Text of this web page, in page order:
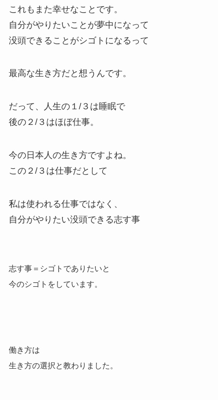
これもまた幸せなことです。
自分がやりたいことが夢中になって
没頭できることがシゴトになるって
最高な生き方だと想うんです。
だって、人生の１/３は睡眠で
後の２/３はほぼ仕事。
今の日本人の生き方ですよね。
この２/３は仕事だとして
私は使われる仕事ではなく、
自分がやりたい没頭できる志す事
志す事＝シゴトでありたいと
今のシゴトをしています。
働き方は
生き方の選択と教わりました。